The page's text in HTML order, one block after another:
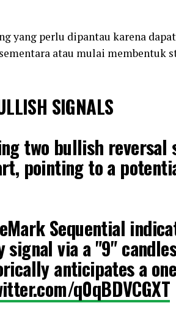
yang perlu dipantau karena
atau mulai membentuk
SIGNALS
two bullish reversal
pointing to a
Sequential
signal via a "9"
anticipates a
q0qBDVCGXT